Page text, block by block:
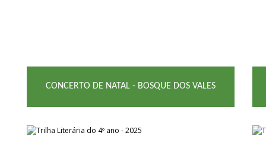
CONCERTO DE NATAL - BOSQUE DOS VALES